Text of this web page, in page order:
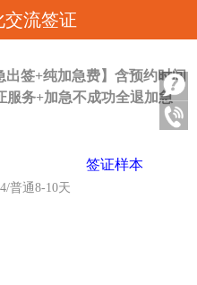
交流签证
出签+纯加急费】含预约时间
服务+加急不成功全退加急
签证样本
普通8-10天